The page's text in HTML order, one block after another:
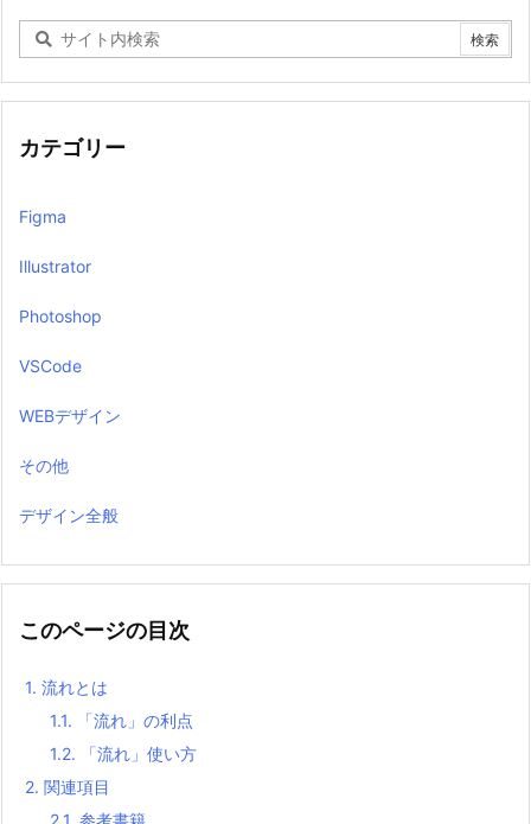
カテゴリー
Figma
Illustrator
Photoshop
VSCode
WEBデザイン
その他
デザイン全般
このページの目次
1. 流れとは
1.1. 「流れ」の利点
1.2. 「流れ」使い方
2. 関連項目
2.1. 参考書籍